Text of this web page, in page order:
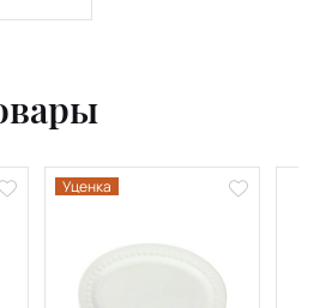
Уценка